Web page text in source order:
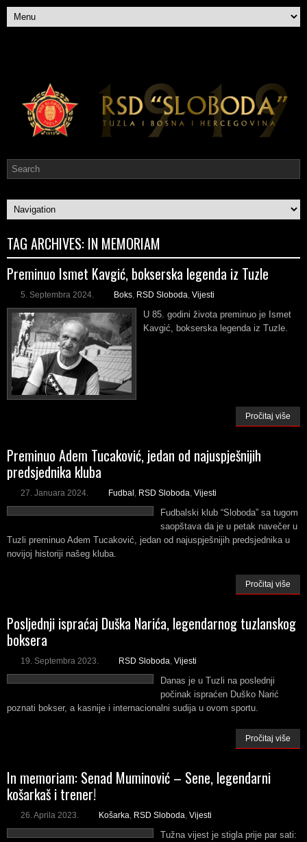
TAG ARCHIVES: IN MEMORIAM
Preminuo Ismet Kavgić, bokserska legenda iz Tuzle
5. Septembra 2024. Boks RSD Sloboda Vijesti
U 85. godini života preminuo je Ismet
Kavgić, bokserska legenda iz Tuzle.
Pročitaj više
Preminuo Adem Tucaković, jedan od najuspješnijih
predsjednika kluba
27. Januara 2024. Fudbal RSD Sloboda Vijesti
Fudbalski klub “Sloboda” sa tugom
saopštava da je u petak navečer u
Tuzli preminuo Adem Tucaković, jedan od najuspješnijih predsjednika u
novijoj historiji našeg kluba.
Pročitaj više
Posljednji ispraćaj Duška Narića, legendarnog tuzlanskog
boksera
19. Septembra 2023. RSD Sloboda Vijesti
Danas je u Tuzli na poslednji
počinak ispraćen Duško Narić
poznati bokser, a kasnije i internacionalni sudija u ovom sportu.
Pročitaj više
In memoriam: Senad Muminović – Sene, legendarni
košarkaš i trener!
26. Aprila 2023. Košarka RSD Sloboda Vijesti
Tužna vijest je stigla prije par sati: